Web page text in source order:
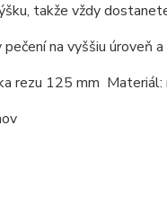
takže vždy
na vyššiu úroveň
rezu 125 mm Materiál: